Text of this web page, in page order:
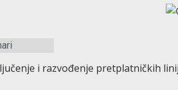
i razvođenje pretplatničkih